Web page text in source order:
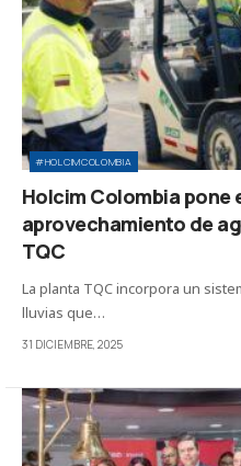
#HOLCIMCOLOMBIA
Holcim Colombia pone
aprovechamiento de
TQC
La planta TQC incorpora un
lluvias que…
31 DICIEMBRE, 2025